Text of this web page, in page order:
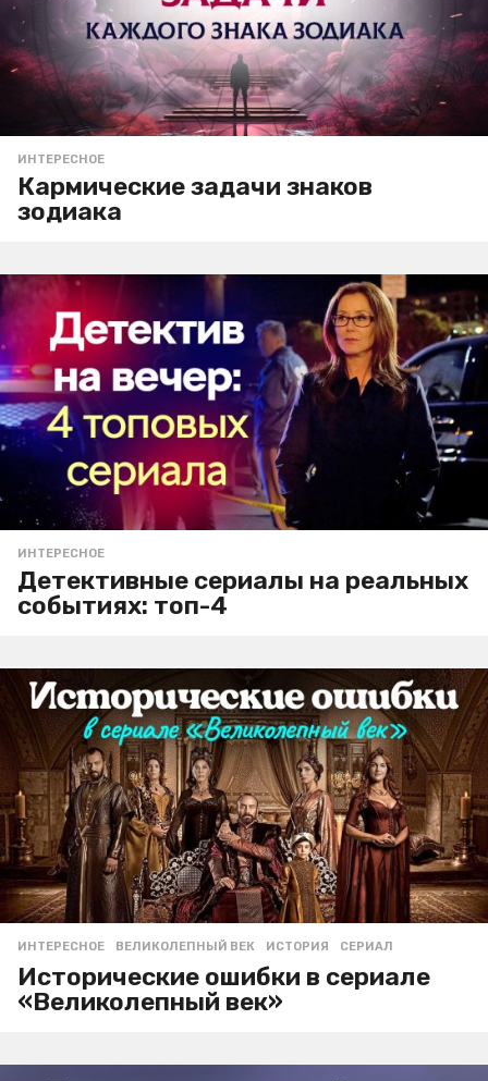
ИНТЕРЕСНОЕ
Кармические задачи знаков
зодиака
ИНТЕРЕСНОЕ
Детективные сериалы на реальных
событиях: топ-4
ИНТЕРЕСНОЕ ВЕЛИКОЛЕПНЫЙ ВЕК ,ИСТОРИЯ ,СЕРИАЛ
Исторические ошибки в сериале
«Великолепный век»